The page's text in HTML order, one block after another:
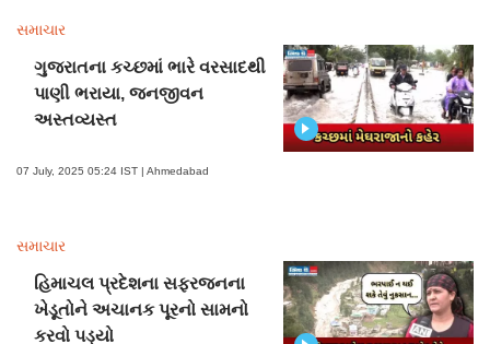
સમાચાર
ગુજરાતના કચ્છમાં ભારે વરસાદથી
પાણી ભરાયા, જનજીવન
અસ્તવ્યસ્ત
07 July, 2025 05:24 IST | Ahmedabad
સમાચાર
હિમાચલ પ્રદેશના સફરજનના
ખેડૂતોને અચાનક પૂરનો સામનો
કરવો પડ્યો